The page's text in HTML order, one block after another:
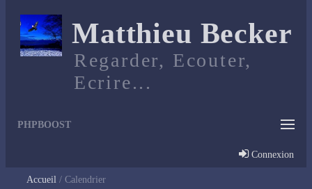
Matthieu Becker
Regarder, Ecouter,
Ecrire...
PHPBOOST
Connexion
Accueil Calendrier